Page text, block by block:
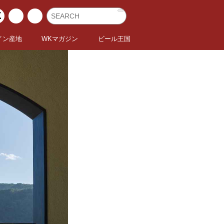
ン産地 WKマガジン ビール王国